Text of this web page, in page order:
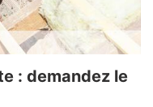
: demandez le